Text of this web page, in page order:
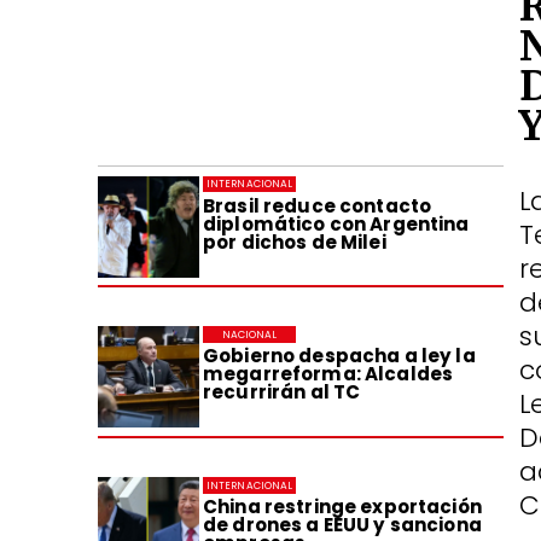
Brasil reduce contacto
diplomático con Argentina
por dichos de Milei
INTERNACIONAL
Gobierno despacha a ley la
megarreforma: Alcaldes
recurrirán al TC
NACIONAL
China restringe exportación
de drones a EEUU y sanciona
INTERNACIONAL